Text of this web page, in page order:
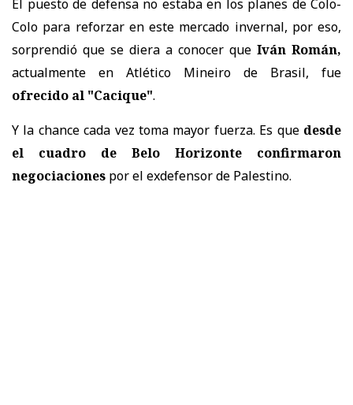
El puesto de defensa no estaba en los planes de Colo-
Colo para reforzar en este mercado invernal, por eso,
sorprendió que se diera a conocer que Iván Román,
actualmente en Atlético Mineiro de Brasil, fue
ofrecido al "Cacique".
Y la chance cada vez toma mayor fuerza. Es que desde
el cuadro de Belo Horizonte confirmaron
negociaciones por el exdefensor de Palestino.